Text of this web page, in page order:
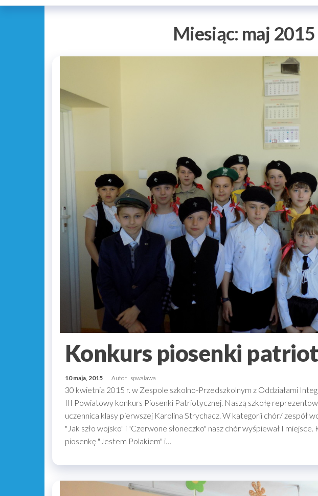
Miesiąc: maj 2015
Konkurs piosenki
10 maja, 2015 Autor spwalawa
30 kwietnia 2015 r. w Zespole szkolno-Przedszkolnym z Oddziałami
III Powiatowy konkurs Piosenki Patriotycznej. Naszą szkołę
uczennica klasy pierwszej Karolina Strychacz. W kategorii chór/ zespół
"Jak szło wojsko" i "Czerwone słoneczko" nasz chór wyśpiewał I
piosenkę "Jestem Polakiem" i…